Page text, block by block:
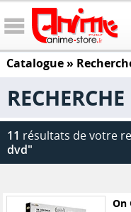
Catalogue»
RECHERCHE
11 résultats de votre
dvd"
On